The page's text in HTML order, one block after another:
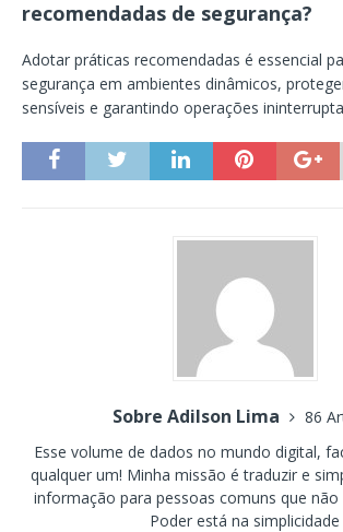
recomendadas de segurança?
Adotar práticas recomendadas é essencial
segurança em ambientes dinâmicos,
sensíveis e garantindo operações
Sobre Adilson Lima
86
Esse volume de dados no mundo digital,
qualquer um! Minha missão é traduzir e
informação para pessoas comuns que não
Poder está na simplicidade